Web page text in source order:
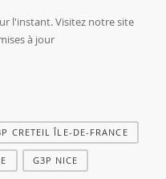
l'instant. Visitez notre site
à jour
CRETEIL ÎLE-DE-FRANCE
G3P NICE